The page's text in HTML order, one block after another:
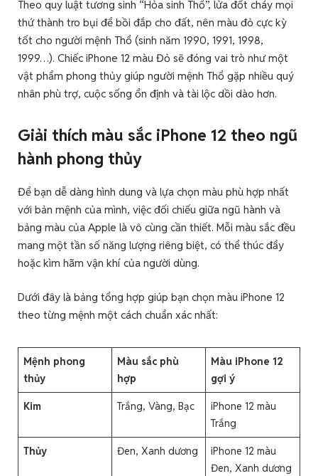
Theo quy luật tương sinh “Hỏa sinh Thổ”, lửa đốt cháy mọi
thứ thành tro bụi để bồi đắp cho đất, nên màu đỏ cực kỳ
tốt cho người mệnh Thổ (sinh năm 1990, 1991, 1998,
1999…). Chiếc iPhone 12 màu Đỏ sẽ đóng vai trò như một
vật phẩm phong thủy giúp người mệnh Thổ gặp nhiều quý
nhân phù trợ, cuộc sống ổn định và tài lộc dồi dào hơn.
Giải thích màu sắc iPhone 12 theo ngũ
hành phong thủy
Để bạn dễ dàng hình dung và lựa chọn màu phù hợp nhất
với bản mệnh của mình, việc đối chiếu giữa ngũ hành và
bảng màu của Apple là vô cùng cần thiết. Mỗi màu sắc đều
mang một tần số năng lượng riêng biệt, có thể thúc đẩy
hoặc kìm hãm vận khí của người dùng.
Dưới đây là bảng tổng hợp giúp bạn chọn màu iPhone 12
theo từng mệnh một cách chuẩn xác nhất:
Mệnh phong
thủy
Màu sắc phù
hợp
Màu iPhone 12
gợi ý
Kim Trắng, Vàng, Bạc
iPhone 12 màu
Trắng
Thủy Đen, Xanh dương
iPhone 12 màu
Đen, Xanh dương